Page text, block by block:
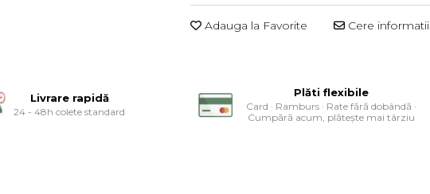
Adauga la Favorite Cere informatii
Livrare rapidă
24 - 48h colete standard
Plăti flexibile
Card · Ramburs · Rate fără dobândă ·
Cumpără acum, plătește mai târziu